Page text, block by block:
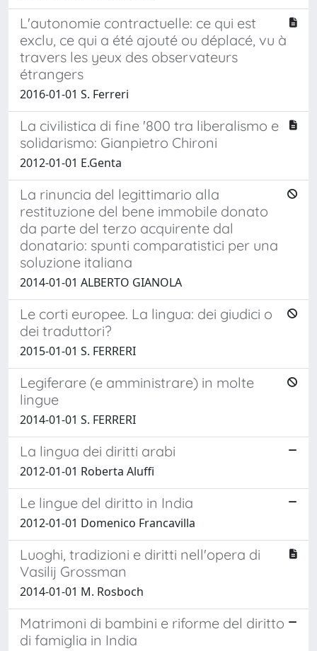
L'autonomie contractuelle: ce qui est
exclu, ce qui a été ajouté ou déplacé, vu à
travers les yeux des observateurs
étrangers
2016-01-01 S. Ferreri
La civilistica di fine '800 tra liberalismo e
solidarismo: Gianpietro Chironi
2012-01-01 E.Genta
La rinuncia del legittimario alla
restituzione del bene immobile donato
da parte del terzo acquirente dal
donatario: spunti comparatistici per una
soluzione italiana
2014-01-01 ALBERTO GIANOLA
Le corti europee. La lingua: dei giudici o
dei traduttori?
2015-01-01 S. FERRERI
Legiferare (e amministrare) in molte
lingue
2014-01-01 S. FERRERI
La lingua dei diritti arabi
2012-01-01 Roberta Aluffi
Le lingue del diritto in India
2012-01-01 Domenico Francavilla
Luoghi, tradizioni e diritti nell'opera di
Vasilij Grossman
2014-01-01 M. Rosboch
Matrimoni di bambini e riforme del diritto
di famiglia in India